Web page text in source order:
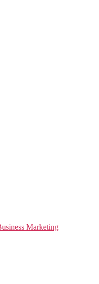
Marketing